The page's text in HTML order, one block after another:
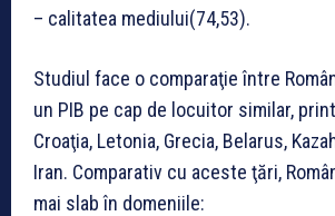
– calitatea mediului(74,53).
Studiul face o comparaţie între
un PIB pe cap de locuitor similar,
Croaţia, Letonia, Grecia, Belarus,
Iran. Comparativ cu aceste ţări,
mai slab în domeniile: